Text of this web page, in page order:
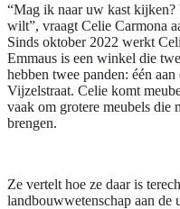
“Mag ik naar uw kast
wilt”, vraagt Celie Carmona
Sinds oktober 2022 werkt
Emmaus is een winkel die
hebben twee panden: één
Vijzelstraat. Celie komt
vaak om grotere meubels die
brengen.
Ze vertelt hoe ze daar is
landbouwwetenschap aan de